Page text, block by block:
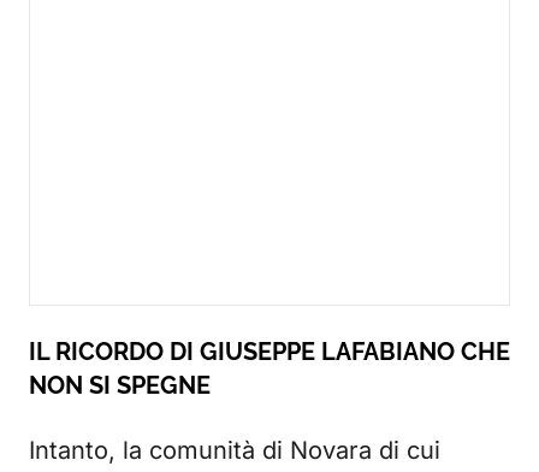
IL RICORDO DI GIUSEPPE LAFABIANO CHE
NON SI SPEGNE
Intanto, la comunità di Novara di cui